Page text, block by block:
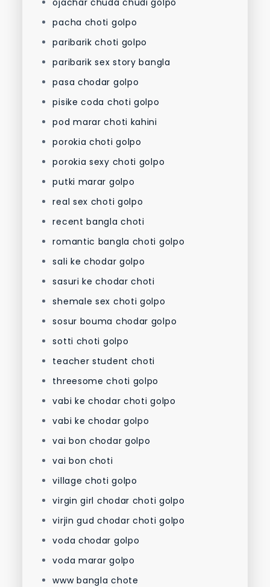
pacha choti golpo
paribarik choti golpo
paribarik sex story bangla
pasa chodar golpo
pisike coda choti golpo
pod marar choti kahini
porokia choti golpo
porokia sexy choti golpo
putki marar golpo
real sex choti golpo
recent bangla choti
romantic bangla choti golpo
sali ke chodar golpo
sasuri ke chodar choti
shemale sex choti golpo
sosur bouma chodar golpo
sotti choti golpo
teacher student choti
threesome choti golpo
vabi ke chodar choti golpo
vabi ke chodar golpo
vai bon chodar golpo
vai bon choti
village choti golpo
virgin girl chodar choti golpo
virjin gud chodar choti golpo
voda chodar golpo
voda marar golpo
www bangla chote